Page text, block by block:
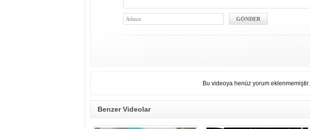
Bu videoya henüz yorum eklenmemiştir.
Benzer Videolar